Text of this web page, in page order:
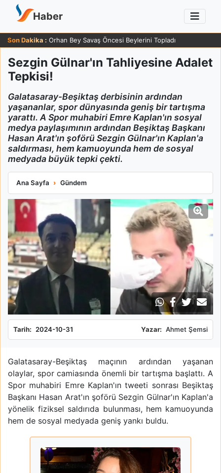
Haber
Son Dakika : Orhan Bey Savaş Öncesi Beylerini Topladı
Sezgin Gülnar'ın Tahliyesine Adalet
Tepkisi!
Galatasaray-Beşiktaş derbisinin ardından
yaşananlar, spor dünyasında geniş bir tartışma
yarattı. A Spor muhabiri Emre Kaplan'ın sosyal
medya paylaşımının ardından Beşiktaş Başkanı
Hasan Arat'ın şoförü Sezgin Gülnar'ın Kaplan'a
saldırması, hem kamuoyunda hem de sosyal
medyada büyük tepki çekti.
Ana Sayfa Gündem
Sezgin Gülnar'ın Tahliyesine Adalet Tepkisi!
Tarih: 2024-10-31 Yazar: Ahmet Şemsi
Galatasaray-Beşiktaş maçının ardından yaşanan
olaylar, spor camiasında önemli bir tartışma başlattı. A
Spor muhabiri Emre Kaplan'ın tweeti sonrası Beşiktaş
Başkanı Hasan Arat'ın şoförü Sezgin Gülnar'ın Kaplan'a
yönelik fiziksel saldırıda bulunması, hem kamuoyunda
hem de sosyal medyada geniş yankı buldu.